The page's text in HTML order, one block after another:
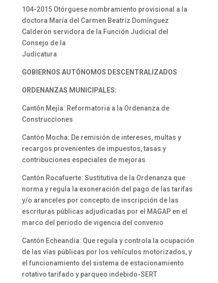
104-2015 Otórguese nombramiento provisional a la
doctora María del Carmen Beatriz Domínguez
Calderón servidora de la Función Judicial del
Consejo de la
Judicatura
GOBIERNOS AUTÓNOMOS DESCENTRALIZADOS
ORDENANZAS MUNICIPALES:
Cantón Mejía: Reformatoria a la Ordenanza de
Construcciones
Cantón Mocha: De remisión de intereses, multas y
recargos provenientes de impuestos, tasas y
contribuciones especiales de mejoras
Cantón Rocafuerte: Sustitutiva de la Ordenanza que
norma y regula la exoneración del pago de las tarifas
y/o aranceles por concepto de inscripción de las
escrituras públicas adjudicadas por el MAGAP en el
marco del periodo de vigencia del convenio
Cantón Echeandía: Que regula y controla la ocupación
de las vías públicas por los vehículos motorizados, y
el funcionamiento del sistema de estacionamiento
rotativo tarifado y parqueo indebido-SERT